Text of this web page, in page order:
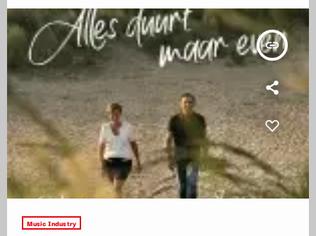
insert_link
Music Industry